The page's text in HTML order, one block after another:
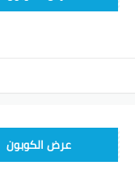
TEM34عرض الكوبون